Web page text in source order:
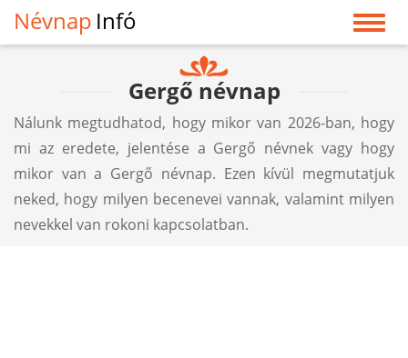
Névnap Infó
Gergő névnap
Nálunk megtudhatod, hogy mikor van 2026-ban, hogy
mi az eredete, jelentése a Gergő névnek vagy hogy
mikor van a Gergő névnap. Ezen kívül megmutatjuk
neked, hogy milyen becenevei vannak, valamint milyen
nevekkel van rokoni kapcsolatban.